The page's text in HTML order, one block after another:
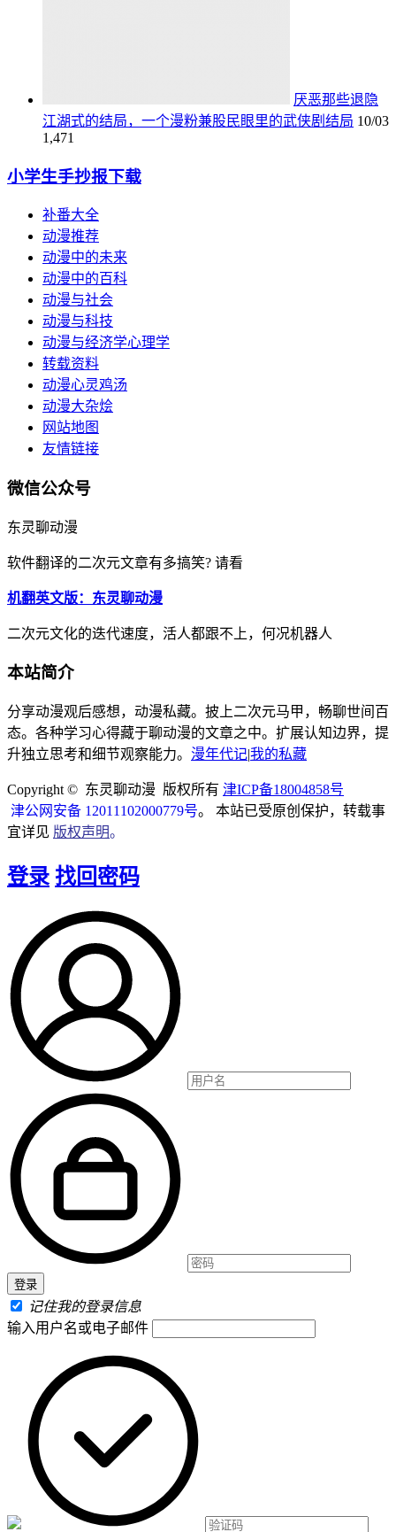
厌恶那些退隐
江湖式的结局，一个漫粉兼股民眼里的武侠剧结局 10/03
1,471
小学生手抄报下载
补番大全
动漫推荐
动漫中的未来
动漫中的百科
动漫与社会
动漫与科技
动漫与经济学心理学
转载资料
动漫心灵鸡汤
动漫大杂烩
网站地图
友情链接
微信公众号
东灵聊动漫
软件翻译的二次元文章有多搞笑? 请看
机翻英文版：东灵聊动漫
二次元文化的迭代速度，活人都跟不上，何况机器人
本站简介
分享动漫观后感想，动漫私藏。披上二次元马甲，畅聊世间百
态。各种学习心得藏于聊动漫的文章之中。扩展认知边界，提
升独立思考和细节观察能力。 漫年代记|我的私藏
Copyright © 东灵聊动漫 版权所有 津ICP备18004858号
津公网安备 12011102000779号。 本站已受原创保护，转载事
宜详见 版权声明。
登录 找回密码
记住我的登录信息
输入用户名或电子邮件